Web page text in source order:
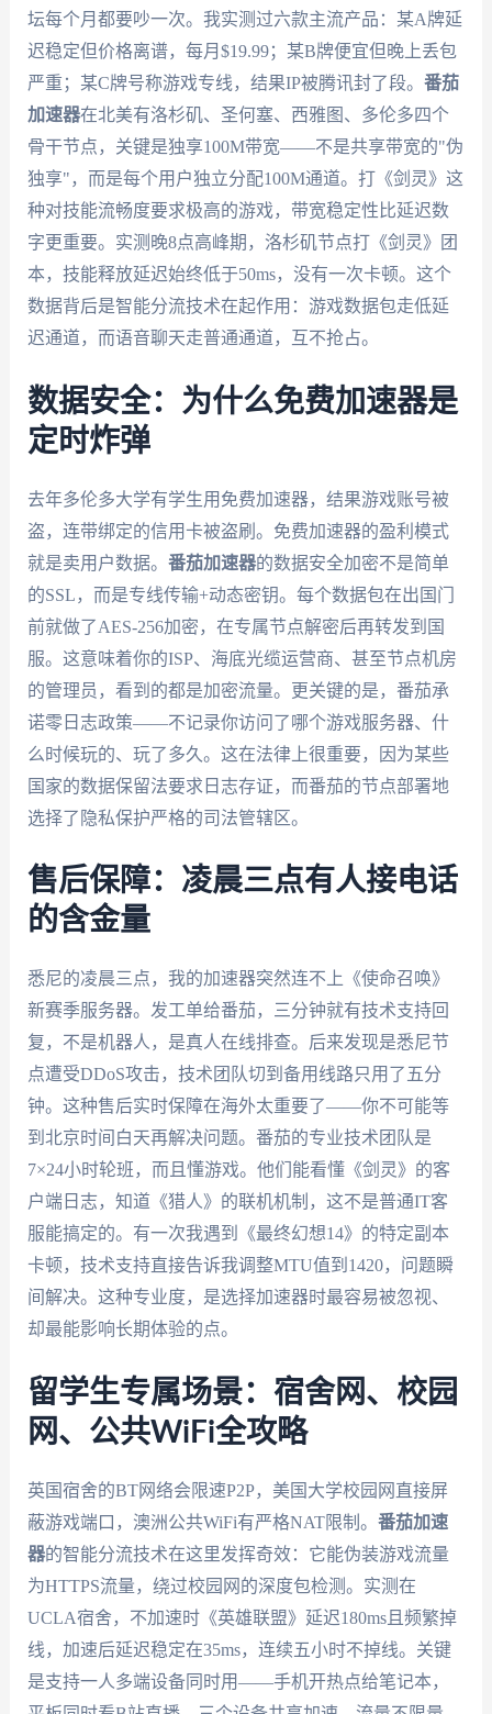
坛每个月都要吵一次。我实测过六款主流产品：某A牌延
迟稳定但价格离谱，每月$19.99；某B牌便宜但晚上丢包
严重；某C牌号称游戏专线，结果IP被腾讯封了段。 番茄
加速器在北美有洛杉矶、圣何塞、西雅图、多伦多四个
骨干节点，关键是独享100M带宽——不是共享带宽的"伪
独享"，而是每个用户独立分配100M通道。打《剑灵》这
种对技能流畅度要求极高的游戏，带宽稳定性比延迟数
字更重要。实测晚8点高峰期，洛杉矶节点打《剑灵》团
本，技能释放延迟始终低于50ms，没有一次卡顿。这个
数据背后是智能分流技术在起作用：游戏数据包走低延
迟通道，而语音聊天走普通通道，互不抢占。
数据安全：为什么免费加速器是
定时炸弹
去年多伦多大学有学生用免费加速器，结果游戏账号被
盗，连带绑定的信用卡被盗刷。免费加速器的盈利模式
就是卖用户数据。 番茄加速器的数据安全加密不是简单
的SSL，而是专线传输+动态密钥。每个数据包在出国门
前就做了AES-256加密，在专属节点解密后再转发到国
服。这意味着你的ISP、海底光缆运营商、甚至节点机房
的管理员，看到的都是加密流量。更关键的是，番茄承
诺零日志政策——不记录你访问了哪个游戏服务器、什
么时候玩的、玩了多久。这在法律上很重要，因为某些
国家的数据保留法要求日志存证，而番茄的节点部署地
选择了隐私保护严格的司法管辖区。
售后保障：凌晨三点有人接电话
的含金量
悉尼的凌晨三点，我的加速器突然连不上《使命召唤》
新赛季服务器。发工单给番茄，三分钟就有技术支持回
复，不是机器人，是真人在线排查。后来发现是悉尼节
点遭受DDoS攻击，技术团队切到备用线路只用了五分
钟。这种售后实时保障在海外太重要了——你不可能等
到北京时间白天再解决问题。番茄的专业技术团队是
7×24小时轮班，而且懂游戏。他们能看懂《剑灵》的客
户端日志，知道《猎人》的联机机制，这不是普通IT客
服能搞定的。有一次我遇到《最终幻想14》的特定副本
卡顿，技术支持直接告诉我调整MTU值到1420，问题瞬
间解决。这种专业度，是选择加速器时最容易被忽视、
却最能影响长期体验的点。
留学生专属场景：宿舍网、校园
网、公共WiFi全攻略
英国宿舍的BT网络会限速P2P，美国大学校园网直接屏
蔽游戏端口，澳洲公共WiFi有严格NAT限制。 番茄加速
器的智能分流技术在这里发挥奇效：它能伪装游戏流量
为HTTPS流量，绕过校园网的深度包检测。实测在
UCLA宿舍，不加速时《英雄联盟》延迟180ms且频繁掉
线，加速后延迟稳定在35ms，连续五小时不掉线。关键
是支持一人多端设备同时用——手机开热点给笔记本，